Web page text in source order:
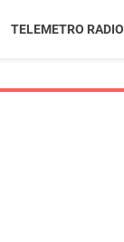
TELEMETRO RADIO